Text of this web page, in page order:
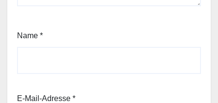
Name *
E-Mail-Adresse *